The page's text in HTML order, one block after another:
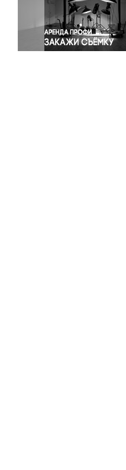
Экология
Экономика и бизнес